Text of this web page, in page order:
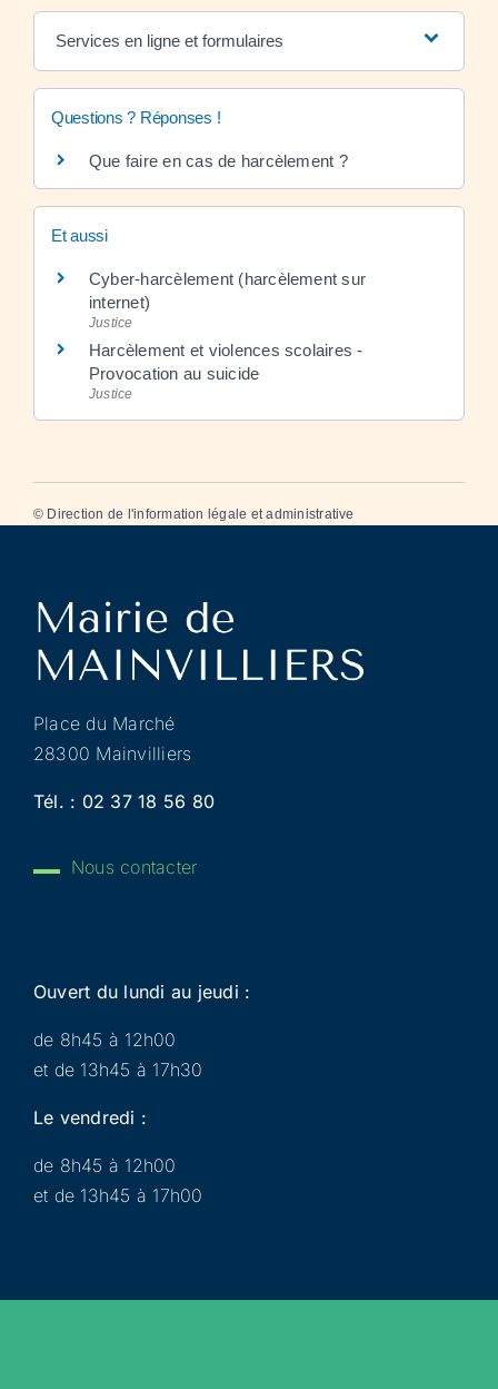
Services en ligne et formulaires
Questions ? Réponses !
Que faire en cas de harcèlement ?
Et aussi
Cyber-harcèlement (harcèlement sur
internet)
Justice
Harcèlement et violences scolaires -
Provocation au suicide
Justice
© Direction de l'information légale et administrative
Place du Marché
28300 Mainvilliers
Tél. : 02 37 18 56 80
Nous contacter
Ouvert du lundi au jeudi :
de 8h45 à 12h00
et de 13h45 à 17h30
Le vendredi :
de 8h45 à 12h00
et de 13h45 à 17h00